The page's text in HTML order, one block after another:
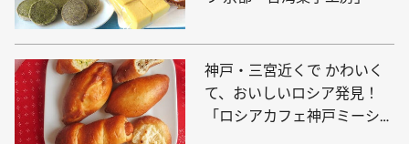
神戸・三宮近くで かわいく
て、おいしいロシア発見！
「ロシアカフェ神戸ミーシ